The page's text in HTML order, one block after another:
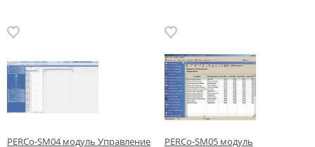
PERCo-SM04 модуль Управление
PERCo-SM05 модуль